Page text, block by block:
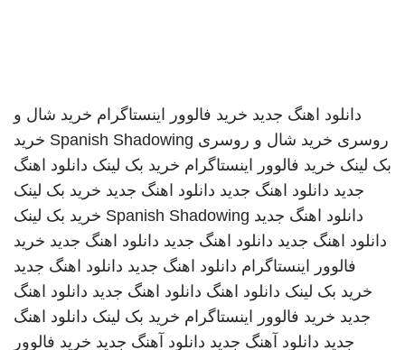
دانلود اهنگ جدید خرید فالوور اینستاگرام خرید شال و
روسری خرید شال و روسری Spanish Shadowing خرید
بک لینک خرید فالوور اینستاگرام خرید بک لینک دانلود اهنگ
جدید دانلود اهنگ جدید دانلود اهنگ جدید خرید بک لینک
دانلود اهنگ جدید Spanish Shadowing خرید بک لینک
دانلود اهنگ جدید دانلود اهنگ جدید دانلود اهنگ جدید خرید
فالوور اینستاگرام دانلود اهنگ جدید دانلود اهنگ جدید
خرید بک لینک دانلود اهنگ دانلود اهنگ جدید دانلود اهنگ
جدید خرید فالوور اینستاگرام خرید بک لینک دانلود اهنگ
جدید دانلود آهنگ جدید دانلود آهنگ جدید خرید فالوور